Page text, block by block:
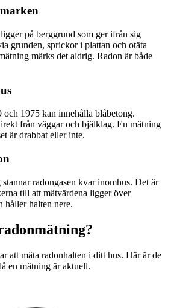
på berggrund som ger ifrån sig
grunden, sprickor i plattan och otäta
märks det aldrig. Radon är både
1975 kan innehålla blåbetong.
från väggar och bjälklag. En mätning
är drabbat eller inte.
radongasen kvar inomhus. Det är
till att mätvärdena ligger över
håller halten nere.
att mäta radonhalten i ditt hus. Här är de
en mätning är aktuell.